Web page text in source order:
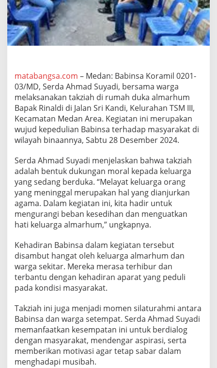
0
M
B
s
a
m
a
W
a
r
a
a
k
s
n
a
k
a
a
k
z
a
h
i
M
e
d
a
n
A
matabangsa.com – Medan: Babinsa Koramil 0201-
03/MD, Serda Ahmad Suyadi, bersama warga
melaksanakan takziah di rumah duka almarhum
Bapak Rinaldi di Jalan Sri Kandi, Kelurahan TSM III,
Kecamatan Medan Area. Kegiatan ini merupakan
wujud kepedulian Babinsa terhadap masyarakat di
wilayah binaannya, Sabtu 28 Desember 2024.
Serda Ahmad Suyadi menjelaskan bahwa takziah
adalah bentuk dukungan moral kepada keluarga
yang sedang berduka. “Melayat keluarga orang
yang meninggal merupakan hal yang dianjurkan
agama. Dalam kegiatan ini, kita hadir untuk
mengurangi beban kesedihan dan menguatkan
hati keluarga almarhum,” ungkapnya.
Kehadiran Babinsa dalam kegiatan tersebut
disambut hangat oleh keluarga almarhum dan
warga sekitar. Mereka merasa terhibur dan
terbantu dengan kehadiran aparat yang peduli
pada kondisi masyarakat.
Takziah ini juga menjadi momen silaturahmi antara
Babinsa dan warga setempat. Serda Ahmad Suyadi
memanfaatkan kesempatan ini untuk berdialog
dengan masyarakat, mendengar aspirasi, serta
memberikan motivasi agar tetap sabar dalam
menghadapi musibah.